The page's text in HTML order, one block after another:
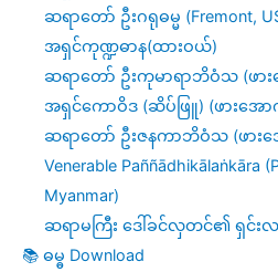
ဆရာတော် ဦးဂရုဓမ္မ (Fremont,
အရှင်ကုဏ္ဍဓာန(ထားဝယ်)
ဆရာတော် ဦးကုမာရာဘိဝံသ (ဖာ
အရှင်ကောဝိဒ (ဆိပ်ဖြူ) (ဖားအေ
ဆရာတော် ဦးဇနကာဘိဝံသ (ဖား
Venerable Paññādhikālaṅkāra
Myanmar)
ဆရာမကြီး ဒေါ်ခင်လှတင်၏ ရှင်းလ
📚 ဓမ္ဓ Download